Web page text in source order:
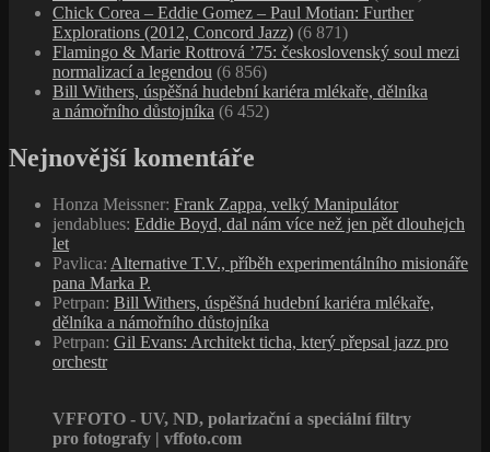
Chick Corea – Eddie Gomez – Paul Motian: Further
Explorations (2012, Concord Jazz) (6 871)
Flamingo & Marie Rottrová ’75: československý soul mezi
normalizací a legendou (6 856)
Bill Withers, úspěšná hudební kariéra mlékaře, dělníka
a námořního důstojníka (6 452)
Nejnovější komentáře
Honza Meissner: Frank Zappa, velký Manipulátor
jendablues: Eddie Boyd, dal nám více než jen pět dlouhejch
let
Pavlica: Alternative T.V., příběh experimentálního misionáře
pana Marka P.
Petrpan: Bill Withers, úspěšná hudební kariéra mlékaře,
dělníka a námořního důstojníka
Petrpan: Gil Evans: Architekt ticha, který přepsal jazz pro
orchestr
VFFOTO - UV, ND, polarizační a speciální filtry
pro fotografy | vffoto.com